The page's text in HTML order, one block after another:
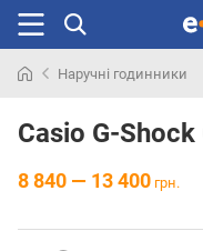
раніше
Наручні годинники
Casio G-
8 840 — 13 400 грн.